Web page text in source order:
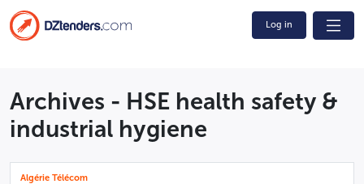
Log in
Archives - HSE health safety &
industrial hygiene
Algérie Télécom